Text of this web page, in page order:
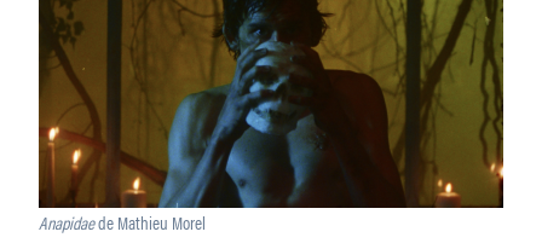
Anapidaede Mathieu Morel